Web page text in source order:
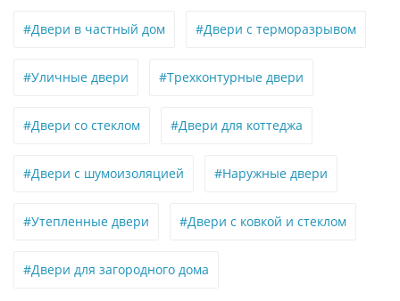
#Двери в частный дом #Двери с терморазрывом
#Уличные двери #Трехконтурные двери
#Двери со стеклом #Двери для коттеджа
#Двери с шумоизоляцией #Наружные двери
#Утепленные двери #Двери с ковкой и стеклом
#Двери для загородного дома